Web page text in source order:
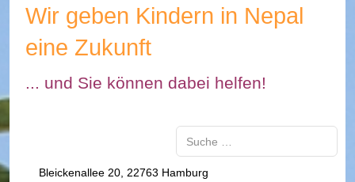
Wir geben Kindern in Nepal
eine Zukunft
... und Sie können dabei helfen!
Bleickenallee 20, 22763 Hamburg